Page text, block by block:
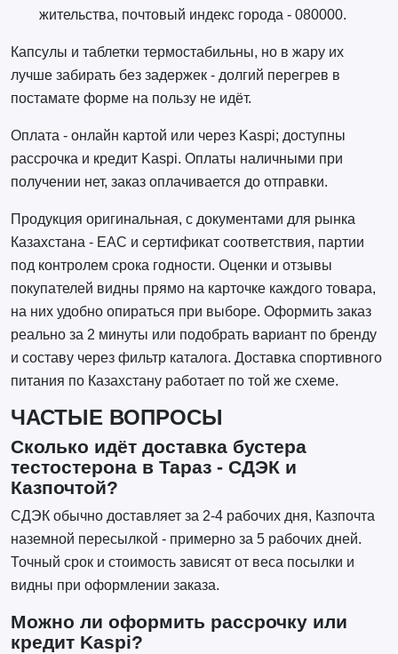
жительства, почтовый индекс города - 080000.
Капсулы и таблетки термостабильны, но в жару их
лучше забирать без задержек - долгий перегрев в
постамате форме на пользу не идёт.
Оплата - онлайн картой или через Kaspi; доступны
рассрочка и кредит Kaspi. Оплаты наличными при
получении нет, заказ оплачивается до отправки.
Продукция оригинальная, с документами для рынка
Казахстана - EAC и сертификат соответствия, партии
под контролем срока годности. Оценки и отзывы
покупателей видны прямо на карточке каждого товара,
на них удобно опираться при выборе. Оформить заказ
реально за 2 минуты или подобрать вариант по бренду
и составу через фильтр каталога. Доставка спортивного
питания по Казахстану работает по той же схеме.
ЧАСТЫЕ ВОПРОСЫ
Сколько идёт доставка бустера
тестостерона в Тараз - СДЭК и
Казпочтой?
СДЭК обычно доставляет за 2-4 рабочих дня, Казпочта
наземной пересылкой - примерно за 5 рабочих дней.
Точный срок и стоимость зависят от веса посылки и
видны при оформлении заказа.
Можно ли оформить рассрочку или
кредит Kaspi?